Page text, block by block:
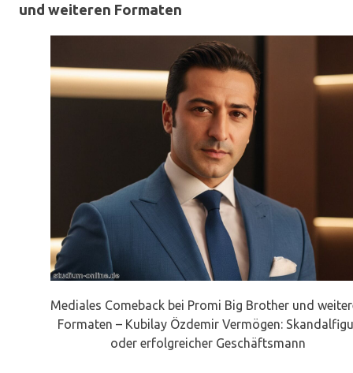
und weiteren Formaten
Mediales Comeback bei Promi Big Brother und
Formaten – Kubilay Özdemir Vermögen:
oder erfolgreicher Geschäftsmann